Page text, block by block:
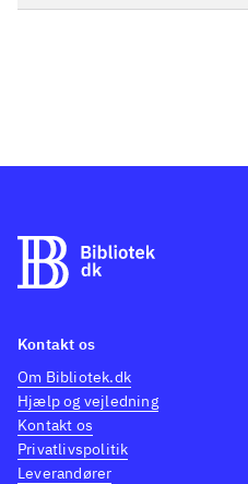
Kontakt os
Om Bibliotek.dk
Hjælp og vejledning
Kontakt os
Privatlivspolitik
Leverandører